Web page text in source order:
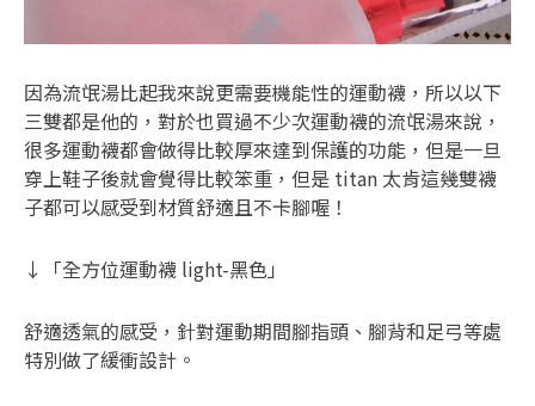
因為流氓湯比起我來說更需要機能性的運動襪，所以以下
三雙都是他的，對於也買過不少次運動襪的流氓湯來說，
很多運動襪都會做得比較厚來達到保護的功能，但是一旦
穿上鞋子後就會覺得比較笨重，但是 titan 太肯這幾雙襪
子都可以感受到材質舒適且不卡腳喔！
↓「全方位運動襪 light-黑色」
舒適透氣的感受，針對運動期間腳指頭、腳背和足弓等處
特別做了緩衝設計。